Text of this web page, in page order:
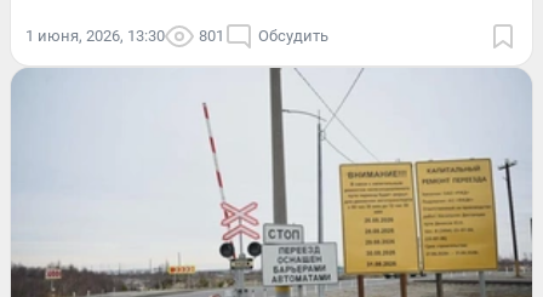
1 июня, 2026, 13:30 801 Обсудить